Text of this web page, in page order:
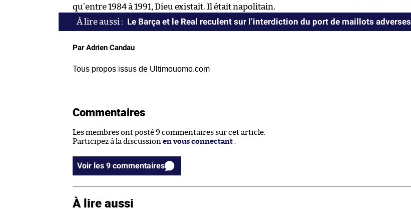
qu’entre 1984 à 1991, Dieu existait. Il était napolitain.
Le Barça et le Real reculent sur l’interdiction du port de maillots adverses
Par Adrien Candau
Tous propos issus de Ultimouomo.com
Commentaires
Les membres ont posté 9 commentaires sur cet article.
Participez à la discussion en vous connectant
Voir les 9 commentaires
À lire aussi